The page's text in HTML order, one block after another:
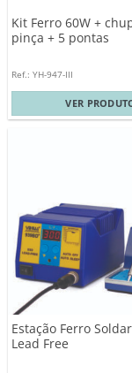
Kit Ferro 60W +
pinça + 5 pontas
Ref.: YH-947-III
VER
Estação Ferro
Lead Free